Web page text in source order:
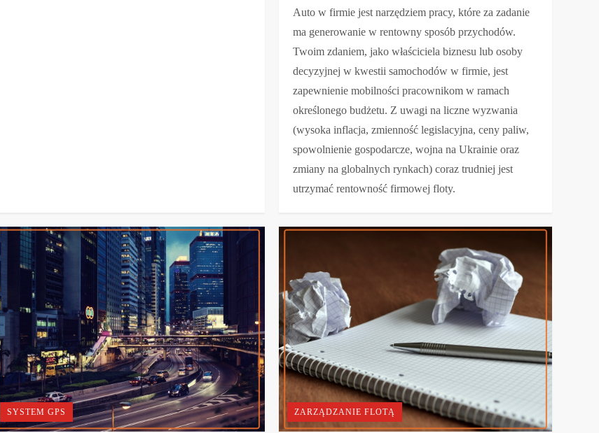
Auto w firmie jest narzędziem pracy, które za zadanie
ma generowanie w rentowny sposób przychodów.
Twoim zdaniem, jako właściciela biznesu lub osoby
decyzyjnej w kwestii samochodów w firmie, jest
zapewnienie mobilności pracownikom w ramach
określonego budżetu. Z uwagi na liczne wyzwania
(wysoka inflacja, zmienność legislacyjna, ceny paliw,
spowolnienie gospodarcze, wojna na Ukrainie oraz
zmiany na globalnych rynkach) coraz trudniej jest
utrzymać rentowność firmowej floty.
SYSTEM GPS ZARZĄDZANIE FLOTĄ